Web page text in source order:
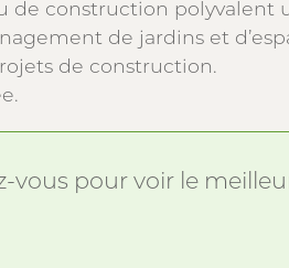
de construction polyvalent
de jardins et
de construction.
vous pour voir le